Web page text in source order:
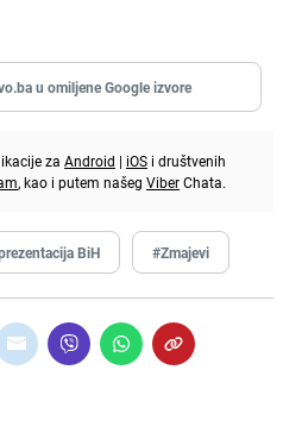
u omiljene Google izvore
za Android | iOS i društvenih
, kao i putem našeg ViberChata.
BiH #Zmajevi